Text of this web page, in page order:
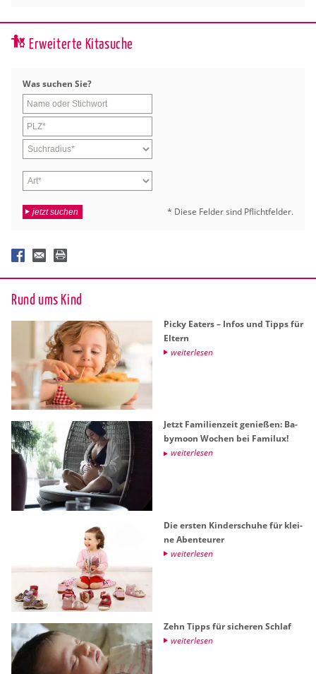
Erweiterte Kitasuche
Was su­chen Sie?
jetzt suchen * Diese Fel­der sind Pflicht­fel­der.
Rund ums Kind
Picky Ea­ters – Infos und Tipps für
El­tern
wei­ter­le­sen
Jetzt Fa­mi­li­en­zeit ge­nie­ßen: Ba­
by­moon Wo­chen bei Fa­mi­lux!
wei­ter­le­sen
Die ers­ten Kin­der­schu­he für klei­
ne Aben­teu­rer
wei­ter­le­sen
Zehn Tipps für si­che­ren Schlaf
wei­ter­le­sen